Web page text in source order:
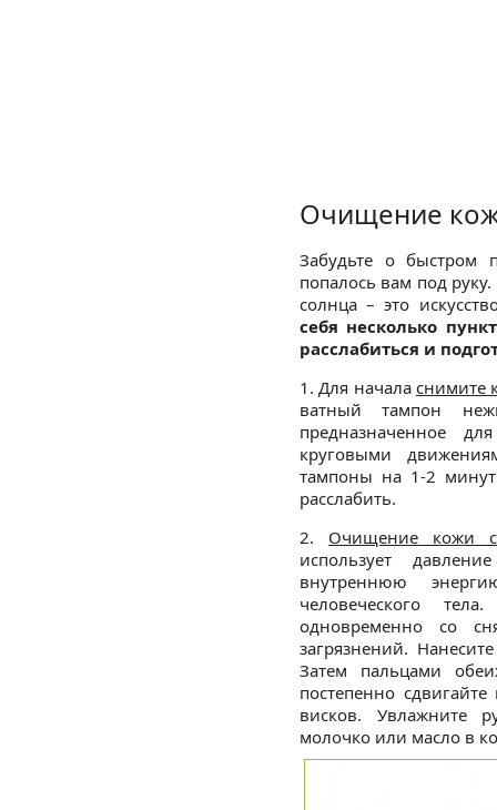
Очищение
Забудьте о быстром
попалось вам под
солнца – это
себя несколько
расслабиться и
1. Для начала снимите
ватный тампон
предназначенное
круговыми
тампоны на 1-2
расслабить.
2. Очищение кожи
использует
внутреннюю
человеческого
одновременно со
загрязнений.
Затем пальцами
постепенно
висков. Увлажните
молочко или масло в